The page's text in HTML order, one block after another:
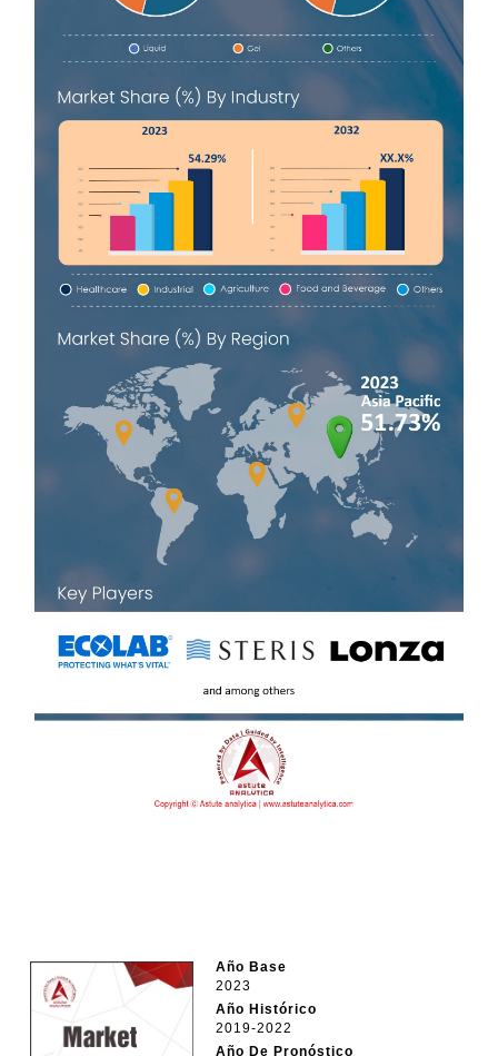
Año Base
2023
Año Histórico
2019-2022
Año De Pronóstico